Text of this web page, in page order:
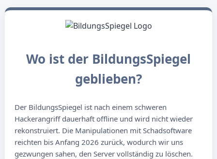
Wo ist der BildungsSpiegel
geblieben?
Der BildungsSpiegel ist nach einem schweren
Hackerangriff dauerhaft offline und wird nicht wieder
rekonstruiert. Die Manipulationen mit Schadsoftware
reichten bis Anfang 2026 zurück, wodurch wir uns
gezwungen sahen, den Server vollständig zu löschen.